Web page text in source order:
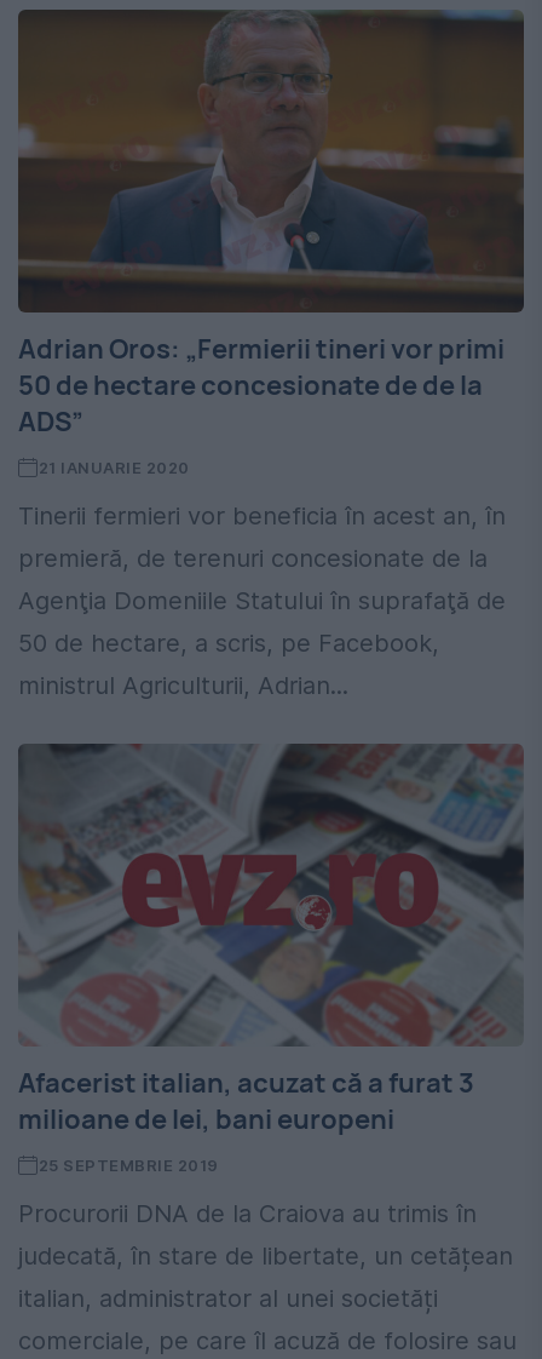
Adrian Oros: „Fermierii tineri vor primi
50 de hectare concesionate de de la
ADS”
21 IANUARIE 2020
Tinerii fermieri vor beneficia în acest an, în
premieră, de terenuri concesionate de la
Agenţia Domeniile Statului în suprafaţă de
50 de hectare, a scris, pe Facebook,
ministrul Agriculturii, Adrian...
Afacerist italian, acuzat că a furat 3
milioane de lei, bani europeni
25 SEPTEMBRIE 2019
Procurorii DNA de la Craiova au trimis în
judecată, în stare de libertate, un cetățean
italian, administrator al unei societăți
comerciale, pe care îl acuză de folosire sau